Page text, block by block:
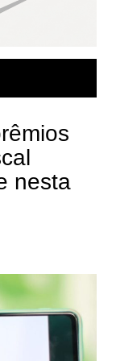
nesta